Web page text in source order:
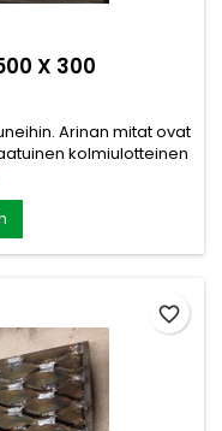
X 300
Arinan mitat ovat
kolmiulotteinen
palamisen,
ja polttopuun
korkealaatuisesta
käytettäväksi myös
favorite_border